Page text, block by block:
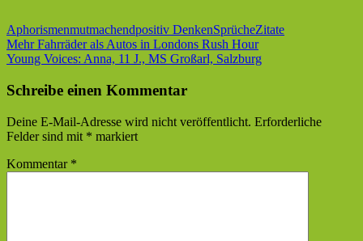
Aphorismenmutmachendpositiv DenkenSprücheZitate
Beitragsnavigation
Vorheriger
Beitrag:
Mehr Fahrräder als Autos in Londons Rush Hour
Nächster
Young Voices: Anna, 11 J., MS Großarl, Salzburg
Schreibe einen Kommentar
Deine E-Mail-Adresse wird nicht veröffentlicht. Erforderliche
Felder sind mit * markiert
Kommentar *